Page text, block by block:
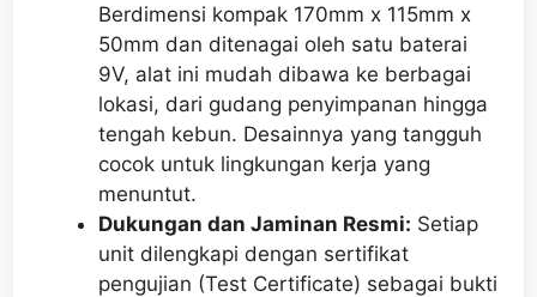
Berdimensi kompak 170mm x 115mm x
50mm dan ditenagai oleh satu baterai
9V, alat ini mudah dibawa ke berbagai
lokasi, dari gudang penyimpanan hingga
tengah kebun. Desainnya yang tangguh
cocok untuk lingkungan kerja yang
menuntut.
Dukungan dan Jaminan Resmi: Setiap
unit dilengkapi dengan sertifikat
pengujian (Test Certificate) sebagai bukti